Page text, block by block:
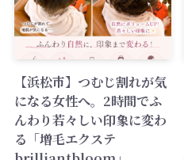
【浜松市】つむじ割れが気
になる女性へ。2時間でふ
んわり若々しい印象に変わ
る「増毛エクステ